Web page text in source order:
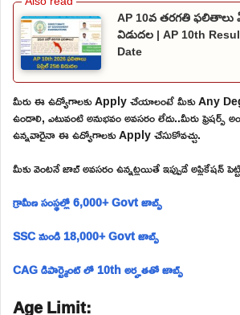
AP 10వ తరగతి ఫలితాలు
విడుదల | AP 10th
Date
మీరు ఈ ఉద్యోగాలకు Apply చేయాలంటే మీకు Any
ఉండాలి, ఎటువంటి అనుభవం అవసరం లేదు..మీరు
ఉన్నవారైనా ఈ ఉద్యోగాలకు Apply చేసుకోవచ్చు.
మీకు వెంటనే జాబ్ అవసరం ఉన్నట్లయితే ఇప్పుడే అప్లికేషన్
గ్రామీణ సంస్థల్లో 6,000+ Govt జాబ్స్
SSC నుండి 18,000+ Govt జాబ్స్
CAG డిపార్ట్మెంట్ లో 10th అర్హతతో జాబ్స్
Age Limit: